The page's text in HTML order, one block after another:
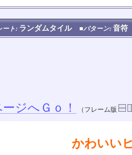
ート: ランダムタイル ■パターン: 音
ジへＧｏ！ （フレーム版
かわいい